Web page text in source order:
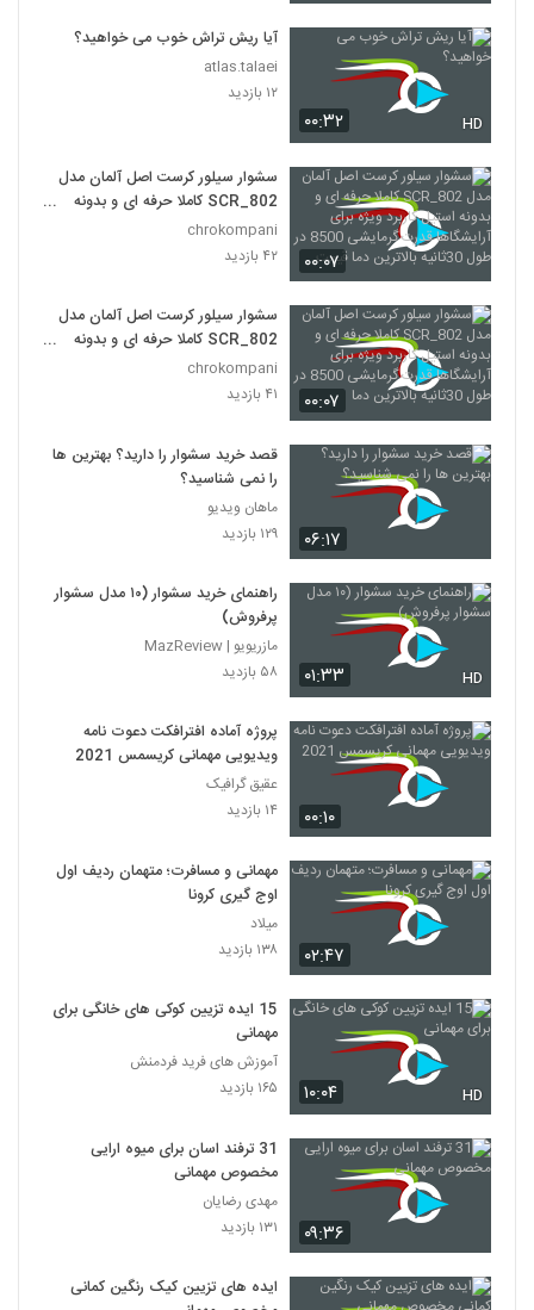
۰۰:۳۲ HD
آیا ریش تراش خوب می خواهید؟
atlas.talaei
۱۲ بازدید
۰۰:۰۷
سشوار سیلور کرست اصل آلمان مدل
SCR_802 کاملا حرفه ای و بدونه
استیل کاربرد ویژه برای آرایشگاها
chrokompani
۴۲ بازدید
۰۰:۰۷
سشوار سیلور کرست اصل آلمان مدل
SCR_802 کاملا حرفه ای و بدونه
استیل کاربرد ویژه برای آرایشگاها
chrokompani
۴۱ بازدید
۰۶:۱۷
قصد خرید سشوار را دارید؟ بهترین ها
را نمی شناسید؟
ماهان ویدیو
۱۲۹ بازدید
۰۱:۳۳ HD
راهنمای خرید سشوار (۱۰ مدل سشوار
پرفروش)
مازریویو | MazReview
۵۸ بازدید
۰۰:۱۰
پروژه آماده افترافکت دعوت نامه
ویدیویی مهمانی کریسمس 2021
عقیق گرافیک
۱۴ بازدید
۰۲:۴۷
مهمانی و مسافرت؛ متهمان ردیف اول
اوج گیری کرونا
میلاد
۱۳۸ بازدید
۱۰:۰۴ HD
15 ایده تزیین کوکی های خانگی برای
مهمانی
آموزش های فرید فردمنش
۱۶۵ بازدید
۰۹:۳۶
31 ترفند اسان برای میوه ارایی
مخصوص مهمانی
مهدی رضایان
۱۳۱ بازدید
ایده های تزیین کیک رنگین کمانی